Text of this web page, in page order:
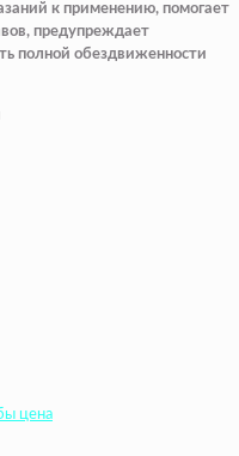
к применению, помогает
предупреждает
полной обездвиженности
цена